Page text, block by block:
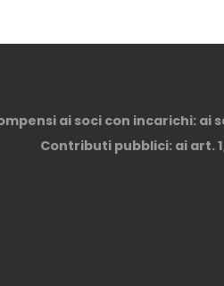
ai soci con incarichi: ai
Contributi pubblici: ai art.